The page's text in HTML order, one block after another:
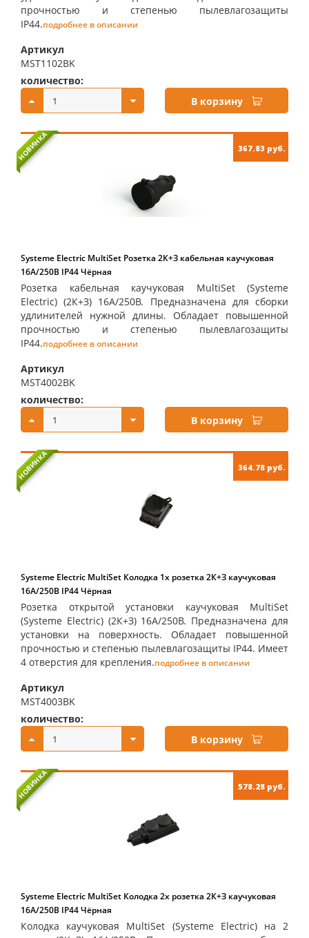
прочностью и степенью пылевлагозащиты
IP44.подробнее в описании
Артикул
MST1102BK
количество:
В корзину
НОВИНКА 367.83 руб.
Systeme Electric MultiSet Розетка 2К+З кабельная каучуковая
16А/250В IP44 Чёрная
Розетка кабельная каучуковая MultiSet (Systeme
Electric) (2К+З) 16А/250В. Предназначена для сборки
удлинителей нужной длины. Обладает повышенной
прочностью и степенью пылевлагозащиты
IP44.подробнее в описании
Артикул
MST4002BK
количество:
В корзину
НОВИНКА 364.78 руб.
Systeme Electric MultiSet Колодка 1х розетка 2К+З каучуковая
16А/250В IP44 Чёрная
Розетка открытой установки каучуковая MultiSet
(Systeme Electric) (2К+З) 16А/250В. Предназначена для
установки на поверхность. Обладает повышенной
прочностью и степенью пылевлагозащиты IP44. Имеет
4 отверстия для крепления.подробнее в описании
Артикул
MST4003BK
количество:
В корзину
НОВИНКА 578.28 руб.
Systeme Electric MultiSet Колодка 2х розетка 2К+З каучуковая
16А/250В IP44 Чёрная
Колодка каучуковая MultiSet (Systeme Electric) на 2